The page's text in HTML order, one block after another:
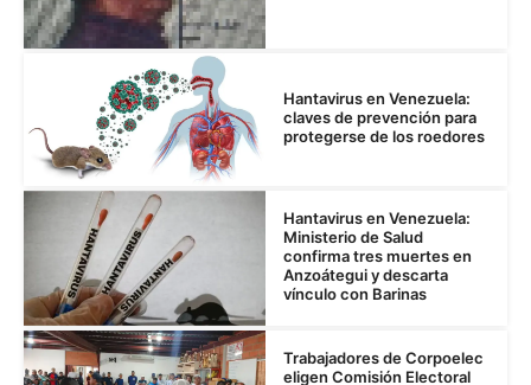
Hantavirus en Venezuela:
claves de prevención para
protegerse de los roedores
Hantavirus en Venezuela:
Ministerio de Salud
confirma tres muertes en
Anzoátegui y descarta
vínculo con Barinas
Trabajadores de Corpoelec
eligen Comisión Electoral